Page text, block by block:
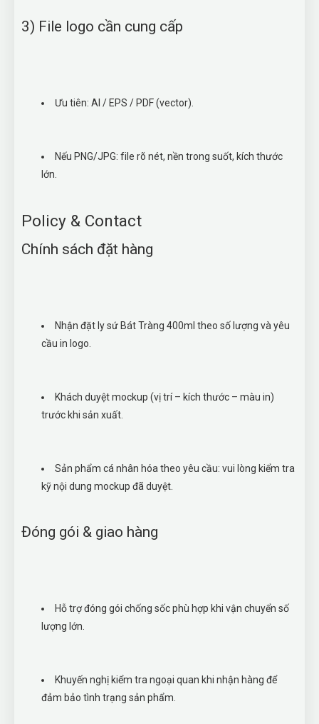
3) File logo cần cung cấp
Ưu tiên: AI / EPS / PDF (vector).
Nếu PNG/JPG: file rõ nét, nền trong suốt, kích thước
lớn.
Policy & Contact
Chính sách đặt hàng
Nhận đặt ly sứ Bát Tràng 400ml theo số lượng và yêu
cầu in logo.
Khách duyệt mockup (vị trí – kích thước – màu in)
trước khi sản xuất.
Sản phẩm cá nhân hóa theo yêu cầu: vui lòng kiểm tra
kỹ nội dung mockup đã duyệt.
Đóng gói & giao hàng
Hỗ trợ đóng gói chống sốc phù hợp khi vận chuyển số
lượng lớn.
Khuyến nghị kiểm tra ngoại quan khi nhận hàng để
đảm bảo tình trạng sản phẩm.